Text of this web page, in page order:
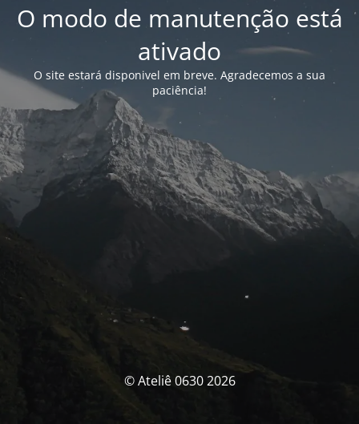
O modo de manutenção está
ativado
O site estará disponivel em breve. Agradecemos a sua
paciência!
© Ateliê 0630 2026